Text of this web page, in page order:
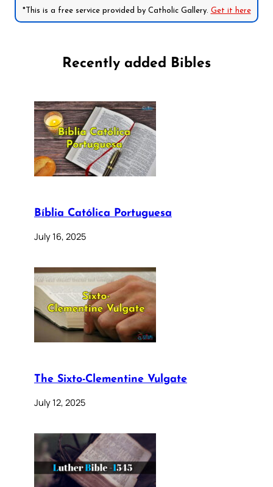
*This is a free service provided by Catholic Gallery. Get it here
Recently added Bibles
Bíblia Católica Portuguesa
July 16, 2025
The Sixto-Clementine Vulgate
July 12, 2025